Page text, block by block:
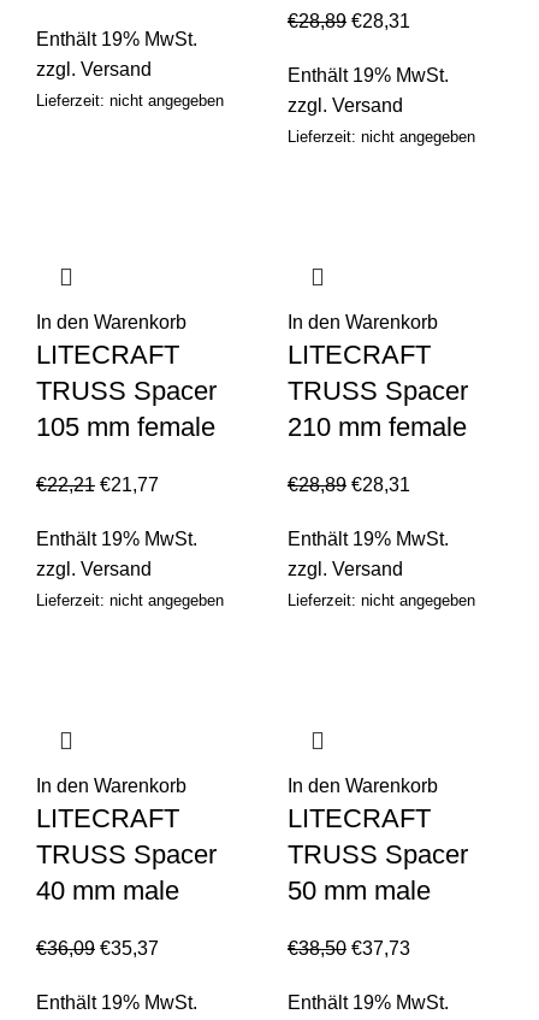
Enthält 19% MwSt.
zzgl. Versand
Lieferzeit: nicht angegeben
€28,89 €28,31
Enthält 19% MwSt.
zzgl. Versand
Lieferzeit: nicht angegeben
In den Warenkorb
LITECRAFT
TRUSS Spacer
105 mm female
€22,21 €21,77
Enthält 19% MwSt.
zzgl. Versand
Lieferzeit: nicht angegeben
In den Warenkorb
LITECRAFT
TRUSS Spacer
210 mm female
€28,89 €28,31
Enthält 19% MwSt.
zzgl. Versand
Lieferzeit: nicht angegeben
In den Warenkorb
LITECRAFT
TRUSS Spacer
40 mm male
€36,09 €35,37
Enthält 19% MwSt.
In den Warenkorb
LITECRAFT
TRUSS Spacer
50 mm male
€38,50 €37,73
Enthält 19% MwSt.